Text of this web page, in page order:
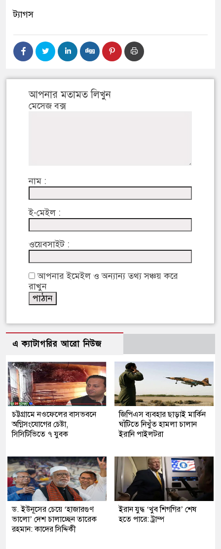
ট্যাগস
আপনার মতামত লিখুন
মেসেজ বক্স
নাম :
ই-মেইল :
ওয়েবসাইট :
আপনার ইমেইল ও অন্যান্য তথ্য সঞ্চয় করে
রাখুন
এ ক্যাটাগরির আরো নিউজ
চট্টগ্রামে নওফেলের বাসভবনে
অগ্নিসংযোগের চেষ্টা,
সিসিটিভিতে ৭ যুবক
জিপিএস ব্যবহার ছাড়াই মার্কিন
ঘাঁটিতে নিখুঁত হামলা চালান
ইরানি পাইলটরা
ড. ইউনূসের চেয়ে ‘হাজারগুণ
ভালো’ দেশ চালাচ্ছেন তারেক
রহমান: কাদের সিদ্দিকী
ইরান যুদ্ধ ‘খুব শিগগির’ শেষ
হতে পারে: ট্রাম্প